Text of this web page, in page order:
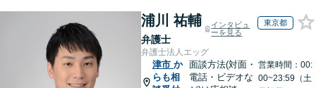
浦川 祐輔
弁護士
インタビュ
ーを見る
東京都
弁護士法人エッグ
津市 か
らも相
面談方法(対面・
電話・ビデオな
営業時間：00:
00~23:59（土